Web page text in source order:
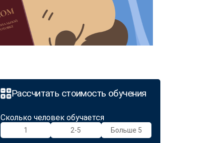
Рассчитать стоимость обучения
Сколько человек обучается
1 2-5 Больше 5